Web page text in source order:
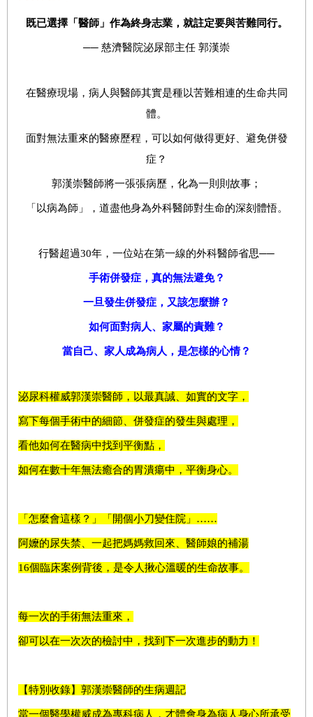
既已選擇「醫師」作為終身志業，就註定要與苦難同行。
── 慈濟醫院泌尿部主任 郭漢崇
在醫療現場，病人與醫師其實是種以苦難相連的生命共同
體。
面對無法重來的醫療歷程，可以如何做得更好、避免併發
症？
郭漢崇醫師將一張張病歷，化為一則則故事；
「以病為師」，道盡他身為外科醫師對生命的深刻體悟。
行醫超過30年，一位站在第一線的外科醫師省思──
手術併發症，真的無法避免？
一旦發生併發症，又該怎麼辦？
如何面對病人、家屬的責難？
當自己、家人成為病人，是怎樣的心情？
泌尿科權威郭漢崇醫師，以最真誠、如實的文字，
寫下每個手術中的細節、併發症的發生與處理，
看他如何在醫病中找到平衡點，
如何在數十年無法癒合的胃潰瘍中，平衡身心。
「怎麼會這樣？」「開個小刀變住院」……
阿嬤的尿失禁、一起把媽媽救回來、醫師娘的補湯
16個臨床案例背後，是令人揪心溫暖的生命故事。
每一次的手術無法重來，
卻可以在一次次的檢討中，找到下一次進步的動力！
【特別收錄】郭漢崇醫師的生病週記
當一個醫學權威成為專科病人，才體會身為病人身心所承受